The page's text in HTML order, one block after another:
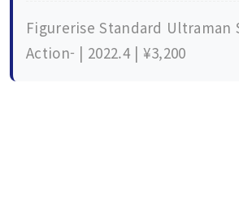
Figurerise Standard Ultraman
Action- | 2022.4 | ¥3,200